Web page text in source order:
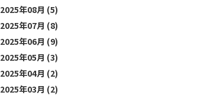
2025年08月 (5)
2025年07月 (8)
2025年06月 (9)
2025年05月 (3)
2025年04月 (2)
2025年03月 (2)